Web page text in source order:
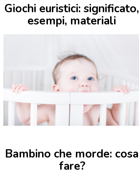
Giochi euristici: significato,
esempi, materiali
Bambino che morde: cosa
fare?